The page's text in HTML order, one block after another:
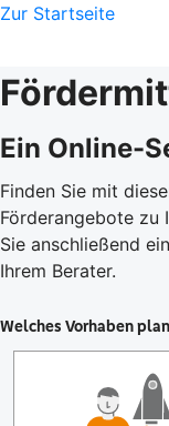
Zur Startseite
Ein Online-
Finden Sie mit
Förderangebote zu
Sie anschließend
Ihrem Berater.